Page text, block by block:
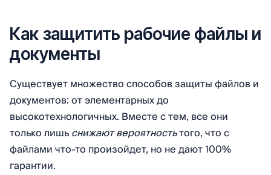
Как защитить рабочие файлы и
документы
Существует множество способов защиты файлов и
документов: от элементарных до
высокотехнологичных. Вместе с тем, все они
только лишьснижают вероятностьтого, что с
файлами что-то произойдет, но не дают 100%
гарантии.